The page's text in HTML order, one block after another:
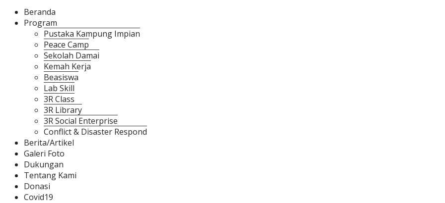
Beranda
Program
Pustaka Kampung Impian
Peace Camp
Sekolah Damai
Kemah Kerja
Beasiswa
Lab Skill
3R Class
3R Library
3R Social Enterprise
Conflict & Disaster Respond
Berita/Artikel
Galeri Foto
Dukungan
Tentang Kami
Donasi
Covid19